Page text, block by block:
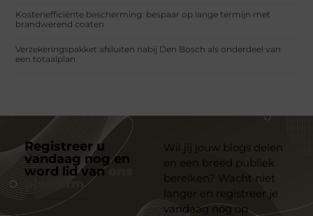
Kostenefficiënte bescherming: bespaar op lange termijn met
brandwerend coaten
Verzekeringspakket afsluiten nabij Den Bosch als onderdeel van
een totaalplan
Registreer u
vandaag nog en
word lid van
platform
Wil jij jouw blogs delen
en een breed publiek
bereiken? Wacht niet
langer en registreer je
vandaag nog op